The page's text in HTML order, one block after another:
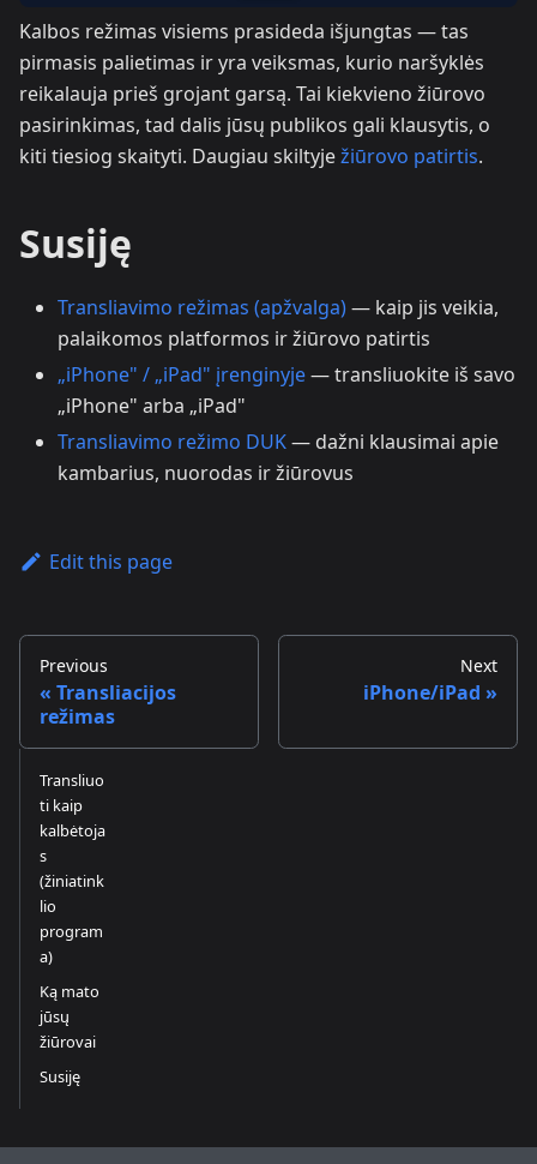
Kalbos režimas visiems prasideda išjungtas — tas
pirmasis palietimas ir yra veiksmas, kurio naršyklės
reikalauja prieš grojant garsą. Tai kiekvieno žiūrovo
pasirinkimas, tad dalis jūsų publikos gali klausytis, o
kiti tiesiog skaityti. Daugiau skiltyježiūrovo patirtis.
Susiję
Transliavimo režimas (apžvalga)— kaip jis veikia,
palaikomos platformos ir žiūrovo patirtis
„iPhone" / „iPad" įrenginyje— transliuokite iš savo
„iPhone" arba „iPad"
Transliavimo režimo DUK— dažni klausimai apie
kambarius, nuorodas ir žiūrovus
Edit this page
Previous
Transliacijos
režimas
Next
iPhone/iPad
Transliuo
ti kaip
kalbėtoja
s
(žiniatink
lio
program
a)
Ką mato
jūsų
žiūrovai
Susiję